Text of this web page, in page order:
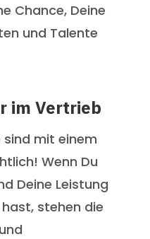
Chance, Deine
und Talente
im Vertrieb
sind mit einem
Wenn Du
Deine Leistung
stehen die